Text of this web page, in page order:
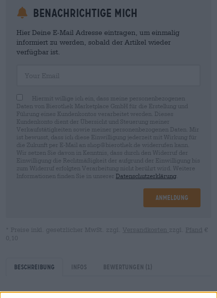
Benachrichtige mich
Hier Deine E-Mail Adresse eintragen, um einmalig
informiert zu werden, sobald der Artikel wieder
verfügbar ist.
Hiermit willige ich ein, dass meine personenbezogenen
Daten von Bierothek Marketplace GmbH für die Erstellung und
Führung eines Kundenkontos verarbeitet werden. Dieses
Kundenkonto dient der Übersicht und Steuerung meiner
Verkaufstätigkeiten sowie meiner personenbezogenen Daten. Mir
ist bewusst, dass ich diese Einwilligung jederzeit mit Wirkung für
die Zukunft per E-Mail an shop@bierothek.de widerrufen kann.
Wir setzen Sie davon in Kenntnis, dass durch den Widerruf der
Einwilligung die Rechtmäßigkeit der aufgrund der Einwilligung bis
zum Widerruf erfolgten Verarbeitung nicht berührt wird. Weitere
Informationen finden Sie in unserer Datenschutzerklärung
Anmeldung
* Preise inkl. gesetzlicher MwSt. zzgl. Versandkosten zzgl. Pfand €
0,10
Beschreibung Infos Bewertungen (1)